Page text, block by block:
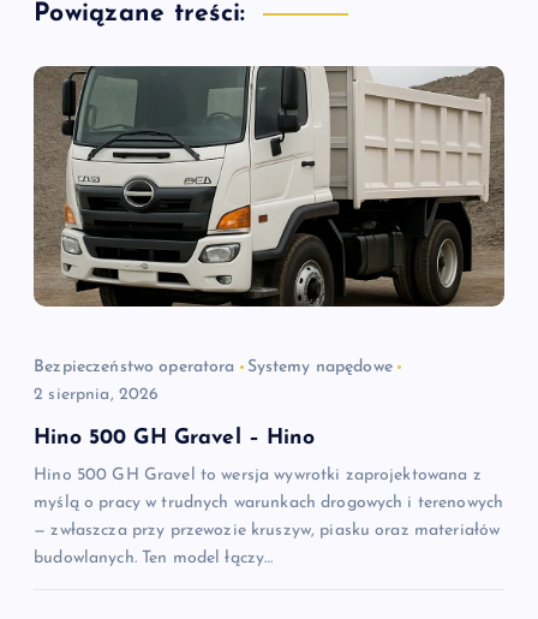
a
c
a
w
s
u
Powiązane treści:
Bezpieczeństwo operatora
Systemy napędowe
2 sierpnia, 2026
Hino 500 GH Gravel – Hino
Hino 500 GH Gravel to wersja wywrotki zaprojektowana z
myślą o pracy w trudnych warunkach drogowych i terenowych
— zwłaszcza przy przewozie kruszyw, piasku oraz materiałów
budowlanych. Ten model łączy…